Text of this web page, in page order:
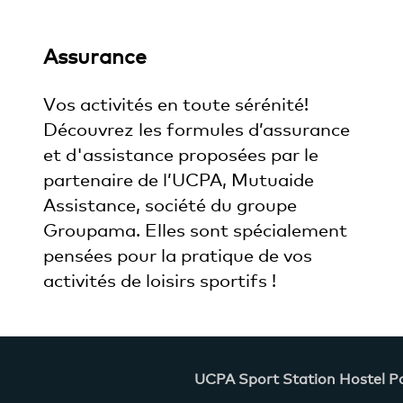
Assurance
Vos activités en toute sérénité!
Découvrez les formules d’assurance
et d'assistance proposées par le
partenaire de l’UCPA, Mutuaide
Assistance, société du groupe
Groupama. Elles sont spécialement
pensées pour la pratique de vos
activités de loisirs sportifs !
UCPA Sport Station Hostel